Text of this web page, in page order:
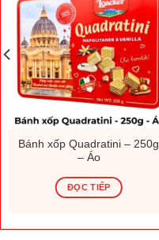
Bánh xốp Quadratini – 250g
– Áo
ĐỌC TIẾP